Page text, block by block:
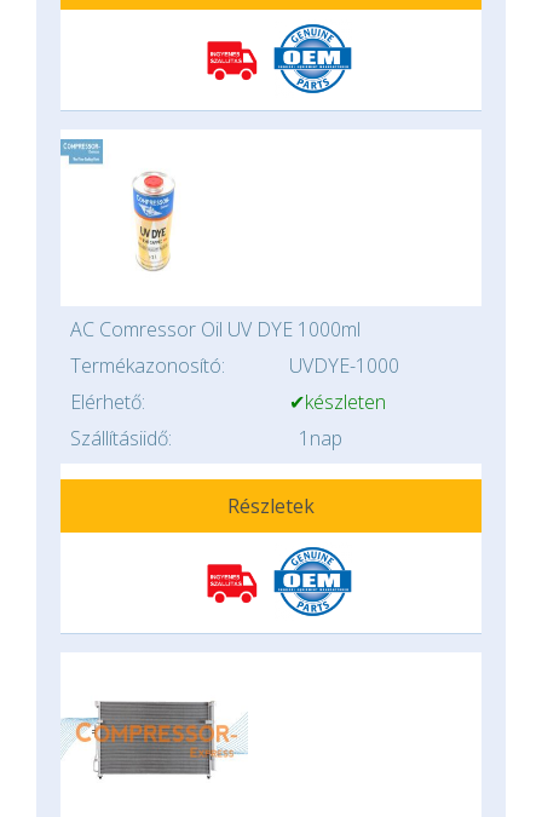
AC Comressor Oil UV DYE 1000ml
Termékazonosító:
UVDYE-1000
Elérhető:
✔készleten
Szállításiidő:
1nap
Részletek